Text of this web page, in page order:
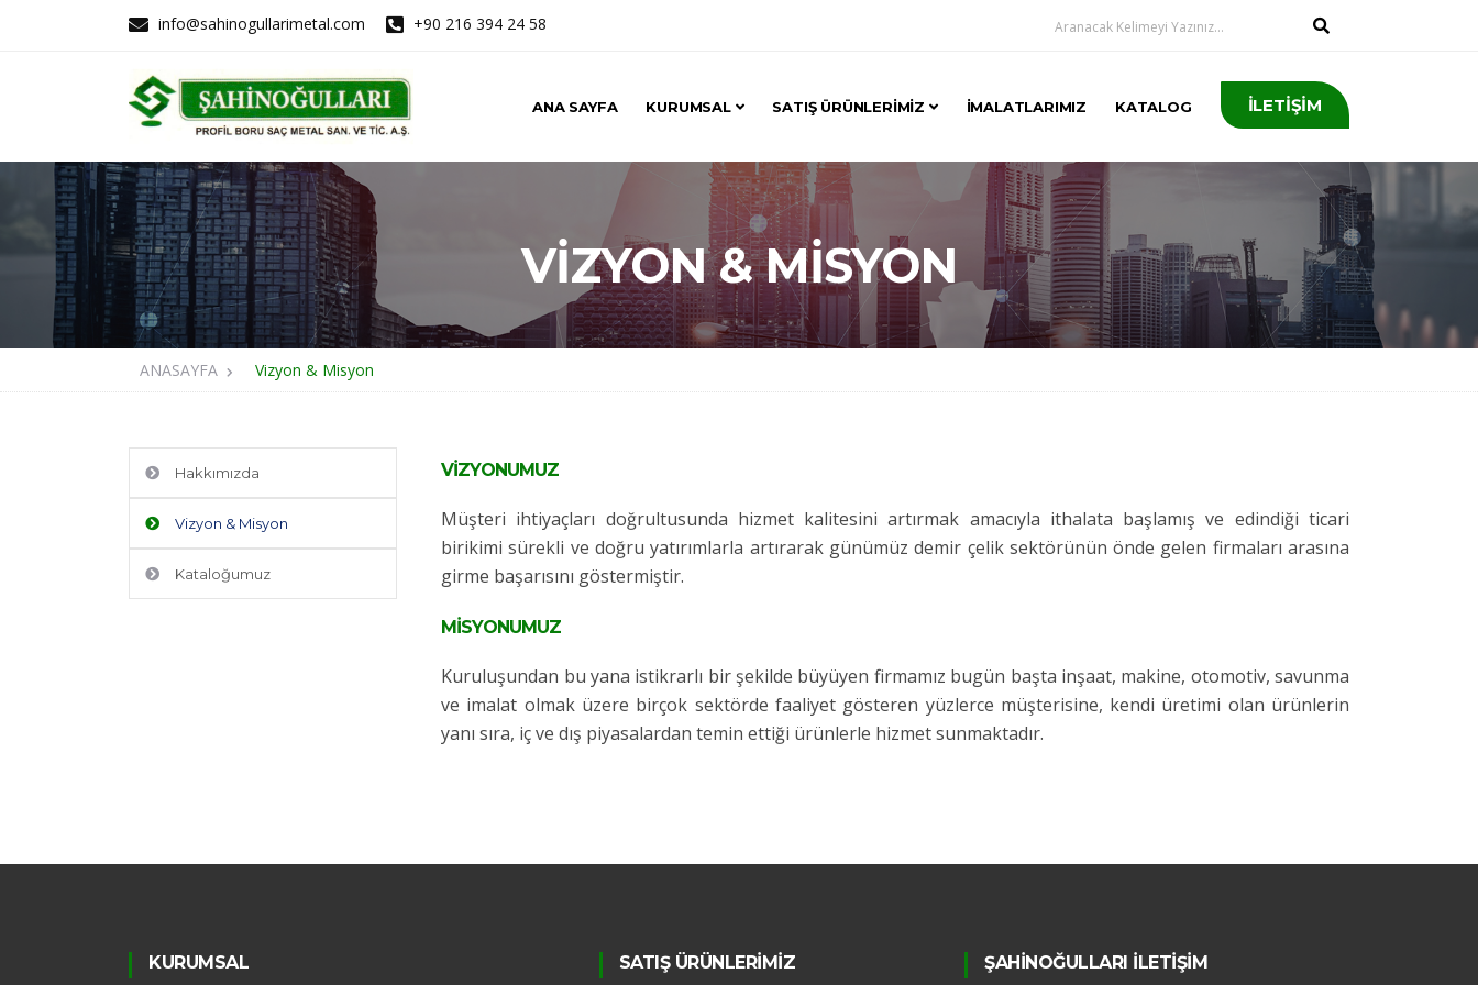
info@sahinogullarimetal.com +90 216 394 24 58
ANA SAYFA KURUMSAL SATIŞ ÜRÜNLERİMİZ İMALATLARIMIZ KATALOG İLETİŞİM
VIZYON & MISYON
ANASAYFA Vizyon & Misyon
Hakkımızda
Vizyon & Misyon
Kataloğumuz
VİZYONUMUZ
Müşteri ihtiyaçları doğrultusunda hizmet kalitesini artırmak amacıyla ithalata başlamış ve edindiği ticari
birikimi sürekli ve doğru yatırımlarla artırarak günümüz demir çelik sektörünün önde gelen firmaları arasına
girme başarısını göstermiştir.
MİSYONUMUZ
Kuruluşundan bu yana istikrarlı bir şekilde büyüyen firmamız bugün başta inşaat, makine, otomotiv, savunma
ve imalat olmak üzere birçok sektörde faaliyet gösteren yüzlerce müşterisine, kendi üretimi olan ürünlerin
yanı sıra, iç ve dış piyasalardan temin ettiği ürünlerle hizmet sunmaktadır.
KURUMSAL SATIŞ ÜRÜNLERİMİZ ŞAHİNOĞULLARI İLETİŞİM